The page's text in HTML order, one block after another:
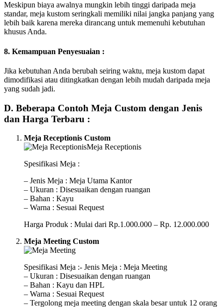
Meskipun biaya awalnya mungkin lebih tinggi daripada meja
standar, meja kustom seringkali memiliki nilai jangka panjang yang
lebih baik karena mereka dirancang untuk memenuhi kebutuhan
khusus Anda.
8. Kemampuan Penyesuaian :
Jika kebutuhan Anda berubah seiring waktu, meja kustom dapat
dimodifikasi atau ditingkatkan dengan lebih mudah daripada meja
yang sudah jadi.
D. Beberapa Contoh Meja Custom dengan Jenis
dan Harga Terbaru :
Meja Receptionis Custom
Spesifikasi Meja :
– Jenis Meja : Meja Utama Kantor
– Ukuran : Disesuaikan dengan ruangan
– Bahan : Kayu
– Warna : Sesuai Request
Harga Produk : Mulai dari Rp.1.000.000 – Rp. 12.000.000
Meja Meeting Custom
Spesifikasi Meja :- Jenis Meja : Meja Meeting
– Ukuran : Disesuaikan dengan ruangan
– Bahan : Kayu dan HPL
– Warna : Sesuai Request
– Tergolong meja meeting dengan skala besar untuk 12 orang